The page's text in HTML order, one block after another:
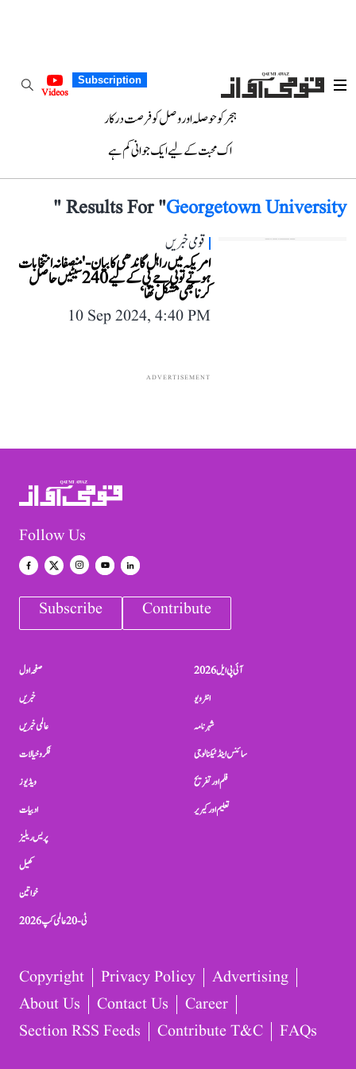
Subscription
Videos
ہجر کو حوصلہ اور وصل کو فرصت درکار
اک محبت کے لیے ایک جوانی کم ہے
Results For "Georgetown University
"
قومی خبریں
امریکہ میں راہل گاندھی کا بیان- 'منصفانہ انتخابات
ہوتے تو بی جے پی کے لیے 240 سیٹیں حاصل
کرنا بھی مشکل تھا‘
10 Sep 2024, 4:40 PM
ADVERTISEMENT
Follow Us
Subscribe Contribute
صفحہ اول
خبریں
عالمی خبریں
فکر و خیالات
ویڈیوز
ادبیات
پریس ریلیز
کھیل
خواتین
ٹی-20 عالمی کپ 2026
آئی پی ایل 2026
انٹرویو
شہرنامہ
سائنس اینڈ ٹیکنالوجی
فلم اور تفریح
تعلیم اور کیریر
Copyright Privacy Policy
Advertising
About Us
Contact Us
Career
Section RSS Feeds
Contribute T&C FAQs